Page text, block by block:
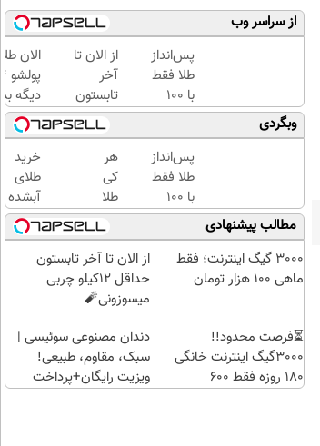
از سراسر وب
پس‌انداز
طلا فقط
با ۱۰۰
هزارتومان
(امن و
راحت)
از الان تا
آخر
تابستون
حداقل
12کیلو
چربی
میسوزونی
🧨
الان
دیگه
طلا با
بی‌بهره
وبگردی
پس‌انداز
طلا فقط
با ۱۰۰
هزارتومان
(امن و
راحت)
هر
کی
طلا
داره،
غم
نداره!
😊💎
(خرید
چند
کلیک)
خرید
طلای
آبشده
حتی با
۱۰۰هزارتومان
مطالب پیشنهادی
3000 گیگ اینترنت؛ فقط
ماهی 100 هزار تومان
از الان تا آخر تابستون
حداقل 12کیلو چربی
میسوزونی🧨
⏳فرصت محدود!!
3000گیگ اینترنت خانگی
180 روزه فقط 600
دندان مصنوعی سوئیسی |
سبک، مقاوم، طبیعی!
ویزیت رایگان+پرداخت